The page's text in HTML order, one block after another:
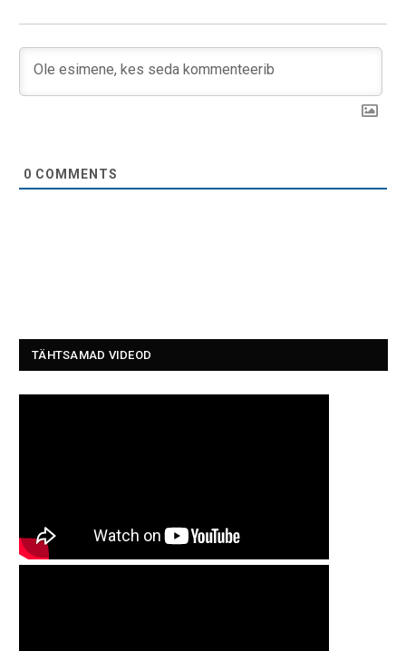
0 COMMENTS
TÄHTSAMAD VIDEOD